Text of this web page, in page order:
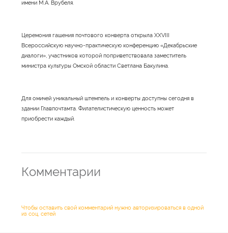
имени М.А. Врубеля.
Церемония гашения почтового конверта открыла XXVIII
Всероссийскую научно-практическую конференцию «Декабрьские
диалоги», участников которой поприветствовала заместитель
министра культуры Омской области Светлана Бакулина.
Для омичей уникальный штемпель и конверты доступны сегодня в
здании Главпочтамта. Филателистическую ценность может
приобрести каждый.
Комментарии
Чтобы оставить свой комментарий нужно авторизироваться в одной
из соц. сетей